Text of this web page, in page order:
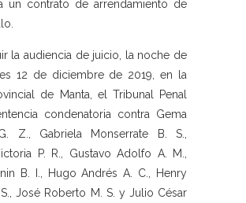
un contrato de arrendamiento de
la audiencia de juicio, la noche de
12 de diciembre de 2019, en la
de Manta, el Tribunal Penal
condenatoria contra Gema
Z., Gabriela Monserrate B. S.,
P. R., Gustavo Adolfo A. M.,
B. I., Hugo Andrés A. C., Henry
José Roberto M. S. y Julio César